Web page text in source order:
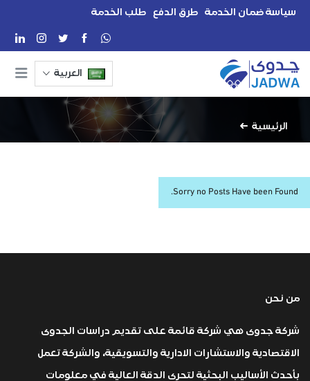
سياسة ضمان الخدمة طرق الدفع طلب الخدمة
العربية
الرئيسية
Sorry no Posts Have been Found.
من نحن
شركة جدوى هي شركة قائمة على تقديم دراسات الجدوى
الاقتصادية والاستشارات الادارية والتسويقية، والشركة تعمل
بأحدث الأساليب البحثية لتحرى الدقة العالية في معلومات